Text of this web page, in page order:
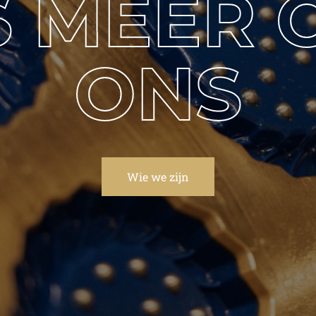
MEER
ONS
Wie we zijn